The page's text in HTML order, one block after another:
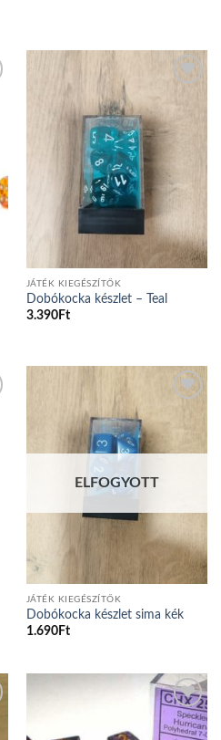
JÁTÉK KIEGÉSZÍTŐK
Dobókocka készlet – Teal
3.390Ft
wishlist
ELFOGYOTT
JÁTÉK KIEGÉSZÍTŐK
Dobókocka készlet sima kék
1.690Ft
Add to
wishlist